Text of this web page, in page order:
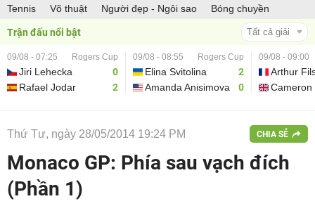
Tennis Võ thuật Người đẹp - Ngôi sao Bóng chuyền
Trận đấu nổi bật Tất cả giải
09/08 - 07:25 Rogers Cup
Jiri Lehecka
0
Rafael Jodar
2
09/08 - 08:55 Rogers Cup
Elina Svitolina
2
Amanda Anisimova
0
09/08 - 09:00
Arthur
Cameron
Thứ Tư, ngày 28/05/2014 19:24 PM CHIA SẺ
Monaco GP: Phía sau vạch đích
(Phần 1)